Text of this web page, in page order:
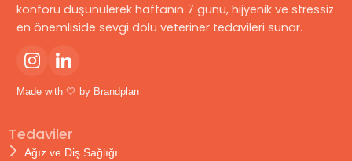
konforu düşünülerek haftanın 7 günü, hijyenik ve stressiz
en önemliside sevgi dolu veteriner tedavileri sunar.
Made with 🤍 by Brandplan
Tedaviler
Ağız ve Diş Sağlığı